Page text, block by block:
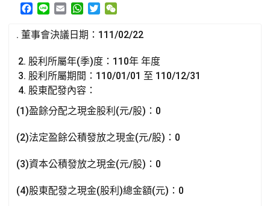
F
c
b
o
o
k
L
n
E
a
l
W
a
s
A
p
p
T
i
t
e
r
C
a
t
. 董事會決議日期：111/02/22
股利所屬年(季)度：110年 年度
股利所屬期間：110/01/01 至 110/12/31
股東配發內容：
(1)盈餘分配之現金股利(元/股)：0
(2)法定盈餘公積發放之現金(元/股)：0
(3)資本公積發放之現金(元/股)：0
(4)股東配發之現金(股利)總金額(元)：0